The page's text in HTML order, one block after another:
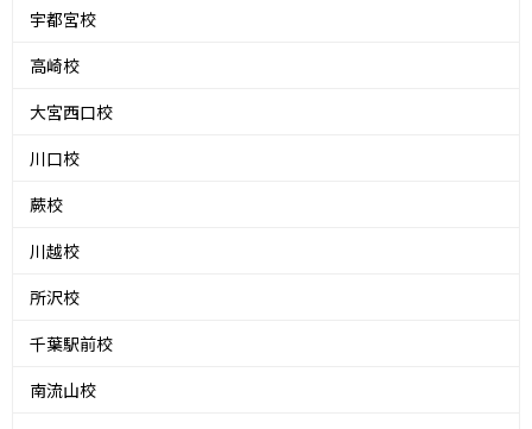
宇都宮校
高崎校
大宮西口校
川口校
蕨校
川越校
所沢校
千葉駅前校
南流山校